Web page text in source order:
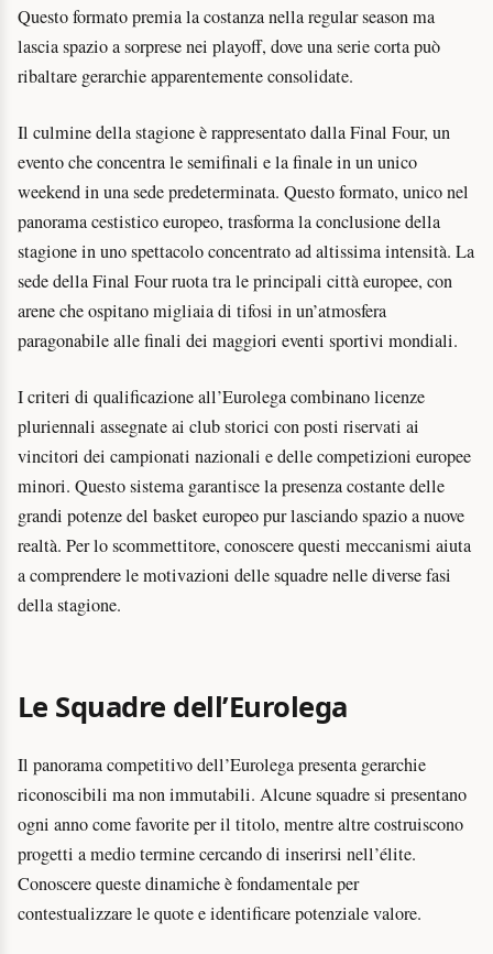
Questo formato premia la costanza nella regular season ma
lascia spazio a sorprese nei playoff, dove una serie corta può
ribaltare gerarchie apparentemente consolidate.
Il culmine della stagione è rappresentato dalla Final Four, un
evento che concentra le semifinali e la finale in un unico
weekend in una sede predeterminata. Questo formato, unico nel
panorama cestistico europeo, trasforma la conclusione della
stagione in uno spettacolo concentrato ad altissima intensità. La
sede della Final Four ruota tra le principali città europee, con
arene che ospitano migliaia di tifosi in un’atmosfera
paragonabile alle finali dei maggiori eventi sportivi mondiali.
I criteri di qualificazione all’Eurolega combinano licenze
pluriennali assegnate ai club storici con posti riservati ai
vincitori dei campionati nazionali e delle competizioni europee
minori. Questo sistema garantisce la presenza costante delle
grandi potenze del basket europeo pur lasciando spazio a nuove
realtà. Per lo scommettitore, conoscere questi meccanismi aiuta
a comprendere le motivazioni delle squadre nelle diverse fasi
della stagione.
Le Squadre dell’Eurolega
Il panorama competitivo dell’Eurolega presenta gerarchie
riconoscibili ma non immutabili. Alcune squadre si presentano
ogni anno come favorite per il titolo, mentre altre costruiscono
progetti a medio termine cercando di inserirsi nell’élite.
Conoscere queste dinamiche è fondamentale per
contestualizzare le quote e identificare potenziale valore.